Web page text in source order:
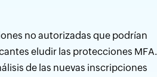
no autorizadas que podrían
eludir las protecciones MFA.
de las nuevas inscripciones